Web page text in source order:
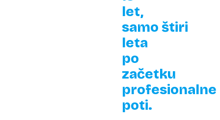
let,
samo štiri
leta
po
začetku
profesionalne
poti.